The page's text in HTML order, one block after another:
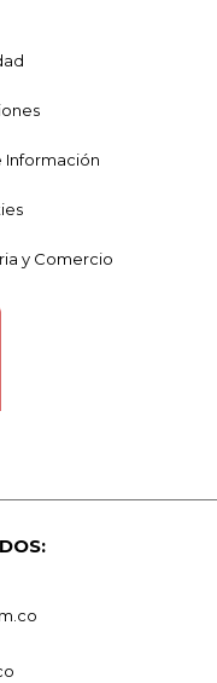
Información
y Comercio